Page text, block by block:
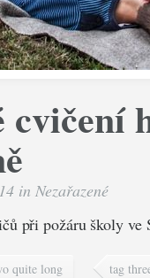
cvičení
in Nezařazené
při požáru školy ve
quite long tag